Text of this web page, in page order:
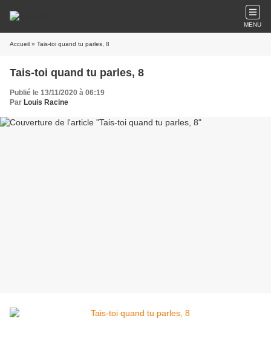
MENU
Accueil » Tais-toi quand tu parles, 8
Tais-toi quand tu parles, 8
Publié le 13/11/2020 à 06:19
Par Louis Racine